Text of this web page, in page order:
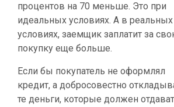
процентов на 70 меньше. Это при
идеальных условиях. А в реальных
условиях, заемщик заплатит за
покупку еще больше.
Если бы покупатель не оформлял
кредит, а добросовестно
те деньги, которые должен